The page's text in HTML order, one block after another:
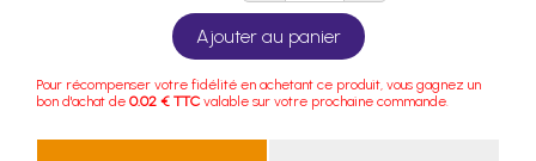
Ajouter au panier
Pour récompenser votre fidélité en achetant ce produit, vous gagnez un
bon d'achat de 0.02 € TTC valable sur votre prochaine commande.